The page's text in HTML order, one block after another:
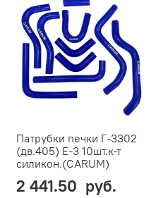
Патрубки печки Г-3302
(дв.405) Е-3 10шт.к-т
силикон.(CARUM)
2 441.50 руб.